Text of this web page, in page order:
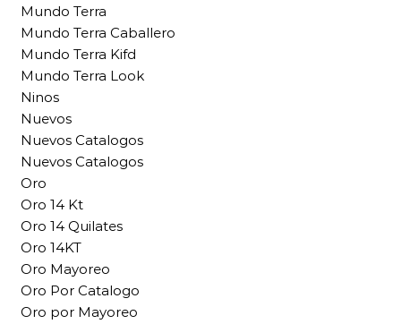
Mundo Terra
Mundo Terra Caballero
Mundo Terra Kifd
Mundo Terra Look
Ninos
Nuevos
Nuevos Catalogos
Nuevos Catalogos
Oro
Oro 14 Kt
Oro 14 Quilates
Oro 14KT
Oro Mayoreo
Oro Por Catalogo
Oro por Mayoreo